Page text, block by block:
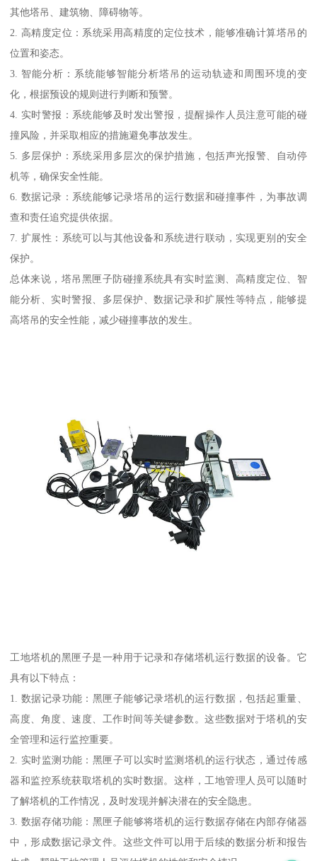
其他塔吊、建筑物、障碍物等。
2. 高精度定位：系统采用高精度的定位技术，能够准确计算塔吊的
位置和姿态。
3. 智能分析：系统能够智能分析塔吊的运动轨迹和周围环境的变
化，根据预设的规则进行判断和预警。
4. 实时警报：系统能够及时发出警报，提醒操作人员注意可能的碰
撞风险，并采取相应的措施避免事故发生。
5. 多层保护：系统采用多层次的保护措施，包括声光报警、自动停
机等，确保安全性能。
6. 数据记录：系统能够记录塔吊的运行数据和碰撞事件，为事故调
查和责任追究提供依据。
7. 扩展性：系统可以与其他设备和系统进行联动，实现更别的安全
保护。
总体来说，塔吊黑匣子防碰撞系统具有实时监测、高精度定位、智
能分析、实时警报、多层保护、数据记录和扩展性等特点，能够提
高塔吊的安全性能，减少碰撞事故的发生。
工地塔机的黑匣子是一种用于记录和存储塔机运行数据的设备。它
具有以下特点：
1. 数据记录功能：黑匣子能够记录塔机的运行数据，包括起重量、
高度、角度、速度、工作时间等关键参数。这些数据对于塔机的安
全管理和运行监控重要。
2. 实时监测功能：黑匣子可以实时监测塔机的运行状态，通过传感
器和监控系统获取塔机的实时数据。这样，工地管理人员可以随时
了解塔机的工作情况，及时发现并解决潜在的安全隐患。
3. 数据存储功能：黑匣子能够将塔机的运行数据存储在内部存储器
中，形成数据记录文件。这些文件可以用于后续的数据分析和报告